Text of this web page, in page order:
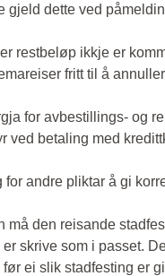
gjeld dette ved
restbeløp ikkje er
fritt til å
for avbestillings- og
ved betaling med
andre pliktar å gi
må den reisande
skrive som i passet.
ei slik stadfesting er